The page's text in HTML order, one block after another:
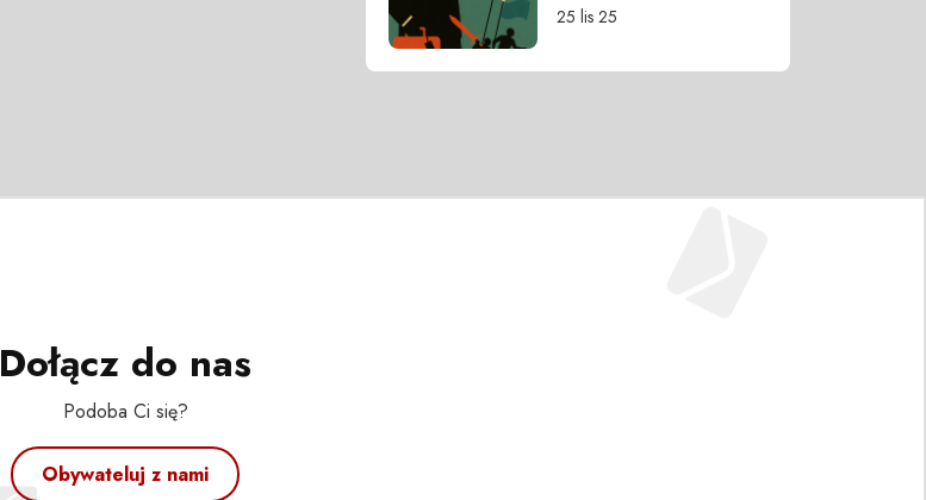
25 lis 25
Dołącz do nas
Podoba Ci się?
Obywateluj z nami